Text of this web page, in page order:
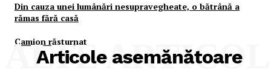
Din cauza unei lumânări nesupravegheate, o bătrână a
rămas fără casă
Camion răsturnat
Articole asemănătoare
ALTE